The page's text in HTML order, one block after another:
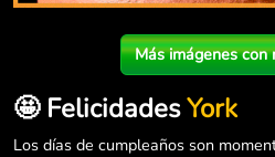
Más imágenes con
🤩 FelicidadesYork
Los días de cumpleaños son